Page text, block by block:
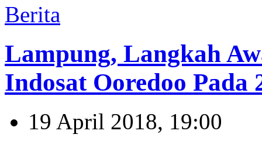
Berita
Lampung, Langkah
Indosat Ooredoo Pada
19 April 2018, 19:00